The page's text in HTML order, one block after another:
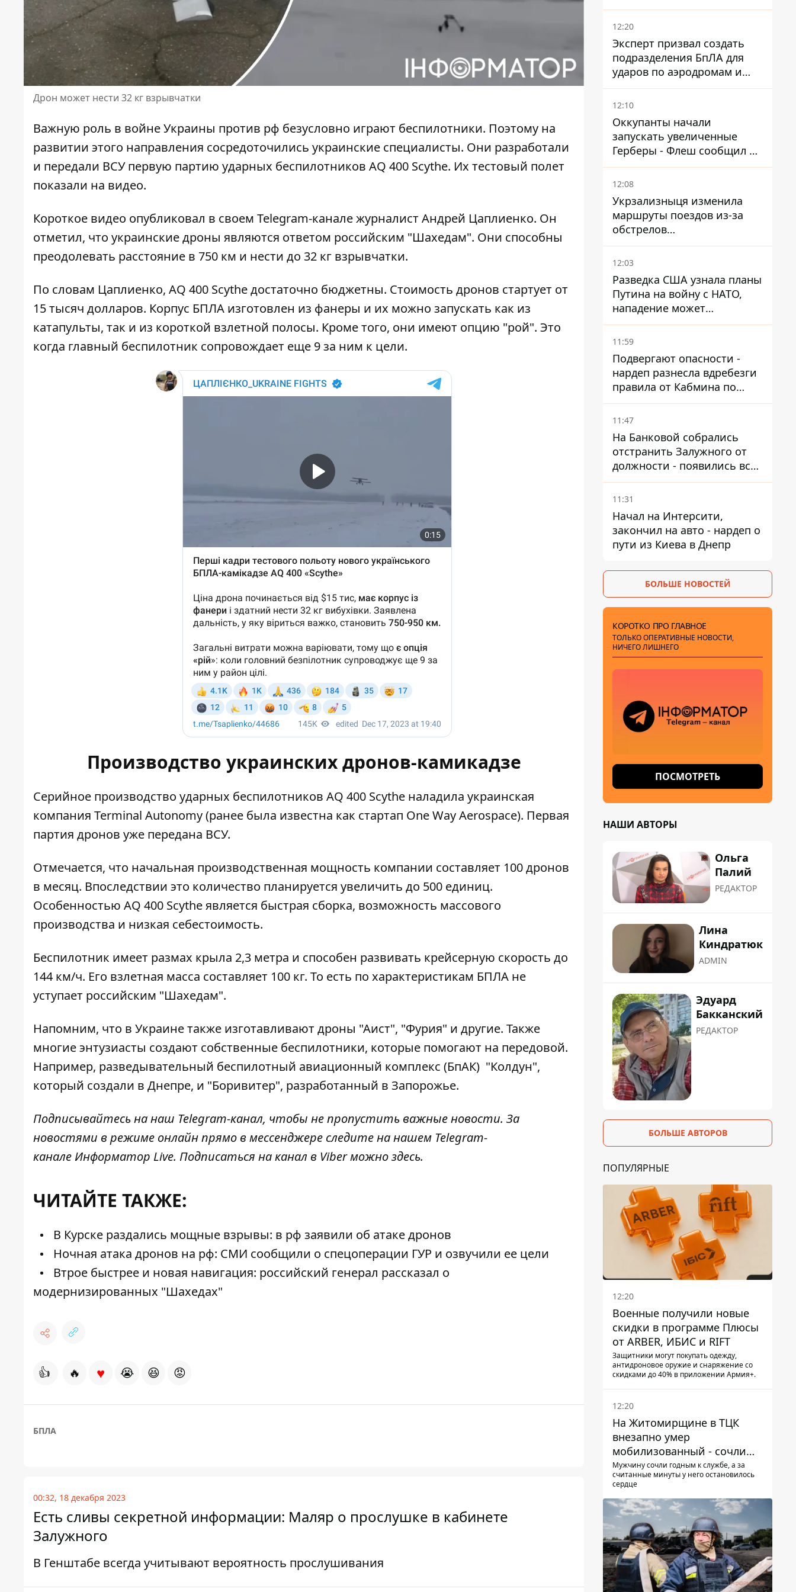
Дрон может нести 32 кг взрывчатки
Важную роль в войне Украины против рф безусловно играют беспилотники. Поэтому на
развитии этого направления сосредоточились украинские специалисты. Они разработали
и передали ВСУ первую партию ударных беспилотников AQ 400 Scythe. Их тестовый полет
показали на видео.
Короткое видео опубликовал в своем Telegram-канале журналист Андрей Цаплиенко. Он
отметил, что украинские дроны являются ответом российским "Шахедам". Они способны
преодолевать расстояние в 750 км и нести до 32 кг взрывчатки.
По словам Цаплиенко, AQ 400 Scythe достаточно бюджетны. Стоимость дронов стартует от
15 тысяч долларов. Корпус БПЛА изготовлен из фанеры и их можно запускать как из
катапульты, так и из короткой взлетной полосы. Кроме того, они имеют опцию "рой". Это
когда главный беспилотник сопровождает еще 9 за ним к цели.
Производство украинских дронов-камикадзе
Серийное производство ударных беспилотников AQ 400 Scythe наладила украинская
компания Terminal Autonomy (ранее была известна как стартап One Way Aerospace). Первая
партия дронов уже передана ВСУ.
Отмечается, что начальная производственная мощность компании составляет 100 дронов
в месяц. Впоследствии это количество планируется увеличить до 500 единиц.
Особенностью AQ 400 Scythe является быстрая сборка, возможность массового
производства и низкая себестоимость.
Беспилотник имеет размах крыла 2,3 метра и способен развивать крейсерную скорость до
144 км/ч. Его взлетная масса составляет 100 кг. То есть по характеристикам БПЛА не
уступает российским "Шахедам".
Напомним, что в Украине также изготавливают дроны "Аист", "Фурия" и другие. Также
многие энтузиасты создают собственные беспилотники, которые помогают на передовой.
Например, разведывательный беспилотный авиационный комплекс (БпАК) "Колдун",
который создали в Днепре, и "Боривитер", разработанный в Запорожье.
Подписывайтесь на наш Telegram-канал, чтобы не пропустить важные новости. За
новостями в режиме онлайн прямо в мессенджере следите на нашем Telegram-
канале Информатор Live. Подписаться на канал в Viber можноздесь.
ЧИТАЙТЕ ТАКЖЕ:
В Курске раздались мощные взрывы: в рф заявили об атаке дронов
Ночная атака дронов на рф: СМИ сообщили о спецоперации ГУР и озвучили ее цели
Втрое быстрее и новая навигация: российский генерал рассказал о
модернизированных "Шахедах"
👍 🔥 ♥ 😭 😆 😡
БПЛА
00:32, 18 декабря 2023
Есть сливы секретной информации: Маляр о прослушке в кабинете
Залужного
В Генштабе всегда учитывают вероятность прослушивания
годным и сразу
остановилось сердце
12:20
Эксперт призвал создать
подразделения БпЛА для
ударов по аэродромам и
составам КАБ врага
12:10
Оккупанты начали
запускать увеличенные
Герберы - Флеш сообщил о
новой модификации дрона
12:08
Укрзализныця изменила
маршруты поездов из-за
обстрелов
Днепропетровщины,
Харьковщины и Запорожья
12:03
Разведка США узнала планы
Путина на войну с НАТО,
нападение может
произойти осенью – в WSJ
раскрыли детали
11:59
Подвергают опасности -
нардеп разнесла вдребезги
правила от Кабмина по
хранению горючего
11:47
На Банковой собрались
отстранить Залужного от
должности - появились все
признаки
11:31
Начал на Интерсити,
закончил на авто - нардеп о
пути из Киева в Днепр
БОЛЬШЕ НОВОСТЕЙ
КОРОТКО ПРО ГЛАВНОЕ
ТОЛЬКО ОПЕРАТИВНЫЕ НОВОСТИ,
НИЧЕГО ЛИШНЕГО
ПОСМОТРЕТЬ
НАШИ АВТОРЫ
Ольга
Палий
РЕДАКТОР
Лина
Киндратюк
ADMIN
Эдуард
Бакканский
РЕДАКТОР
БОЛЬШЕ АВТОРОВ
ПОПУЛЯРНЫЕ
12:20
Военные получили новые
скидки в программе Плюсы
от ARBER, ИБИС и RIFT
Защитники могут покупать одежду,
антидроновое оружие и снаряжение со
скидками до 40% в приложении Армия+.
12:20
На Житомирщине в ТЦК
внезапно умер
мобилизованный - сочли
годным и сразу
остановилось сердце
Мужчину сочли годным к службе, а за
считанные минуты у него остановилось
сердце